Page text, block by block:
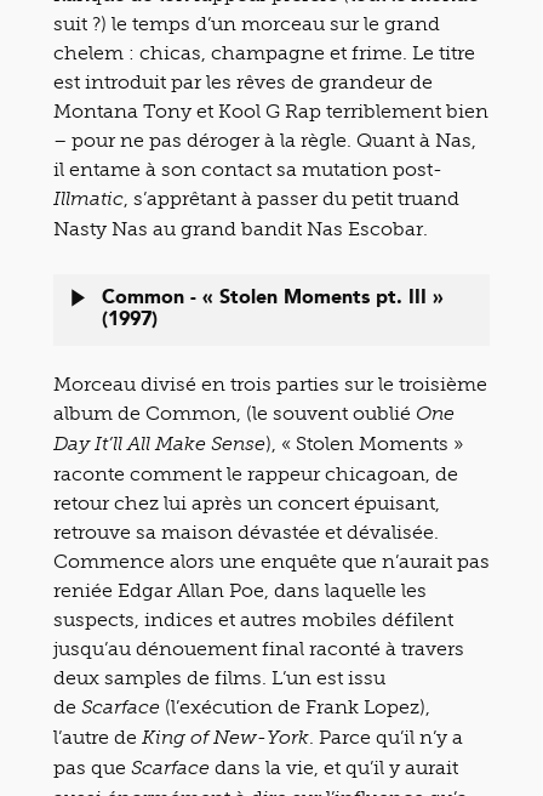
suit ?) le temps d’un morceau sur le grand
chelem : chicas, champagne et frime. Le titre
est introduit par les rêves de grandeur de
Montana Tony et Kool G Rap terriblement bien
– pour ne pas déroger à la règle. Quant à Nas,
il entame à son contact sa mutation post-
Illmatic, s’apprêtant à passer du petit truand
Nasty Nas au grand bandit Nas Escobar.
Common - « Stolen Moments pt. III »
(1997)
Morceau divisé en trois parties sur le troisième
album de Common, (le souvent oublié One
Day It’ll All Make Sense), « Stolen Moments »
raconte comment le rappeur chicagoan, de
retour chez lui après un concert épuisant,
retrouve sa maison dévastée et dévalisée.
Commence alors une enquête que n’aurait pas
reniée Edgar Allan Poe, dans laquelle les
suspects, indices et autres mobiles défilent
jusqu’au dénouement final raconté à travers
deux samples de films. L’un est issu
de Scarface (l’exécution de Frank Lopez),
l’autre de King of New-York. Parce qu’il n’y a
pas que Scarface dans la vie, et qu’il y aurait